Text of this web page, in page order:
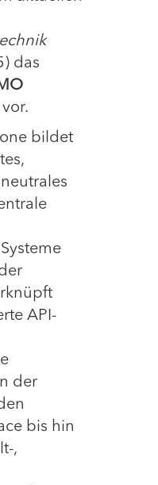
das
vor.
bildet
API-
der
bis hin
,